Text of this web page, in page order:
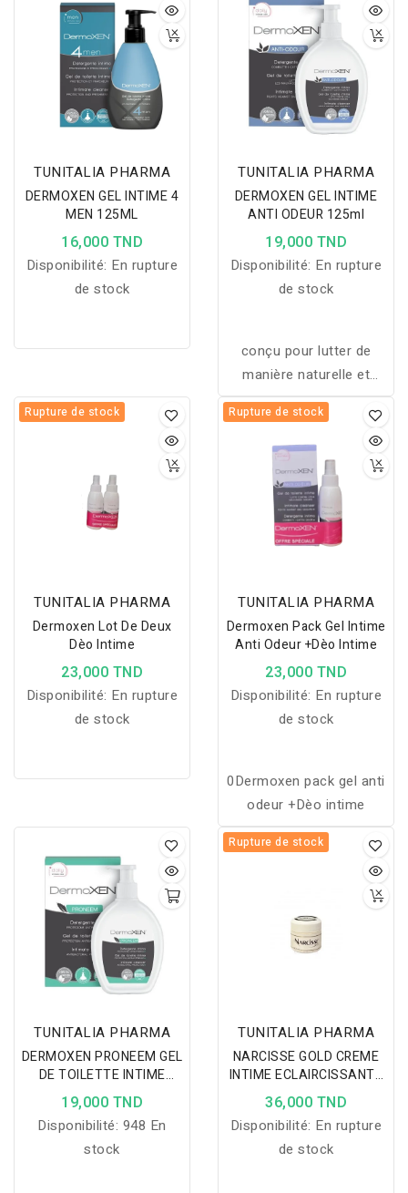
TUNITALIA PHARMA
DERMOXEN GEL INTIME 4
MEN 125ML
16,000 TND
Disponibilité: En rupture
de stock
TUNITALIA PHARMA
DERMOXEN GEL INTIME
ANTI ODEUR 125ml
19,000 TND
Disponibilité: En rupture
de stock
conçu pour lutter de
manière naturelle et
spécifique contre les
mauvaises odeurs
intimes
Rupture de stock
TUNITALIA PHARMA
Dermoxen Lot De Deux
Dèo Intime
23,000 TND
Disponibilité: En rupture
de stock
Rupture de stock
TUNITALIA PHARMA
Dermoxen Pack Gel Intime
Anti Odeur +Dèo Intime
23,000 TND
Disponibilité: En rupture
de stock
0Dermoxen pack gel anti
odeur +Dèo intime
TUNITALIA PHARMA
DERMOXEN PRONEEM GEL
DE TOILETTE INTIME
125ML
19,000 TND
Disponibilité: 948 En
stock
Rupture de stock
TUNITALIA PHARMA
NARCISSE GOLD CREME
INTIME ECLAIRCISSANTE
50ML
36,000 TND
Disponibilité: En rupture
de stock